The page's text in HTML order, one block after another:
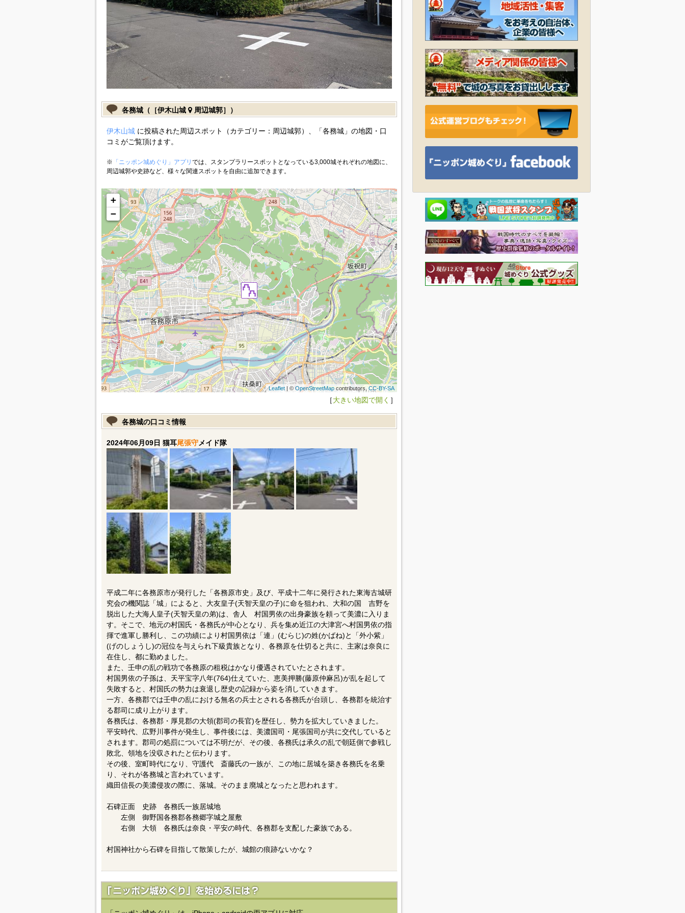
各務城（［伊木山城 周辺城郭］）
伊木山城に投稿された周辺スポット（カテゴリー：周辺城郭）、「各務城」の地図・口
コミがご覧頂けます。
※ 「ニッポン城めぐり」アプリ では、スタンプラリースポットとなっている3,000城それぞれの地図に、
周辺城郭や史跡など、様々な関連スポットを自由に追加できます。
+
−
Leaflet| ©OpenStreetMapcontributors,CC-BY-SA
［大きい地図で開く ］
各務城の口コミ情報
2024年06月09日 猫耳尾張守メイド隊
平成二年に各務原市が発行した「各務原市史」及び、平成十二年に発行された東海古城研
究会の機関誌「城」によると、大友皇子(天智天皇の子)に命を狙われ、大和の国 吉野を
脱出した大海人皇子(天智天皇の弟)は、舎人 村国男依の出身豪族を頼って美濃に入りま
す。そこで、地元の村国氏・各務氏が中心となり、兵を集め近江の大津宮へ村国男依の指
揮で進軍し勝利し、この功績により村国男依は「連」(むらじ)の姓(かばね)と「外小紫」
(げのしょうし)の冠位を与えられ下級貴族となり、各務原を仕切ると共に、主家は奈良に
在住し、都に勤めました。
また、壬申の乱の戦功で各務原の租税はかなり優遇されていたとされます。
村国男依の子孫は、天平宝字八年(764)仕えていた、恵美押勝(藤原仲麻呂)が乱を起して
失敗すると、村国氏の勢力は衰退し歴史の記録から姿を消していきます。
一方、各務郡では壬申の乱における無名の兵士とされる各務氏が台頭し、各務郡を統治す
る郡司に成り上がります。
各務氏は、各務郡・厚見郡の大領(郡司の長官)を歴任し、勢力を拡大していきました。
平安時代、広野川事件が発生し、事件後には、美濃国司・尾張国司が共に交代していると
されます。郡司の処罰については不明だが、その後、各務氏は承久の乱で朝廷側で参戦し
敗北、領地を没収されたと伝わります。
その後、室町時代になり、守護代 斎藤氏の一族が、この地に居城を築き各務氏を名乗
り、それが各務城と言われています。
織田信長の美濃侵攻の際に、落城。そのまま廃城となったと思われます。
石碑正面 史跡 各務氏一族居城地
左側 御野国各務郡各務郷字城之屋敷
右側 大領 各務氏は奈良・平安の時代、各務郡を支配した豪族である。
村国神社から石碑を目指して散策したが、城館の痕跡ないかな？